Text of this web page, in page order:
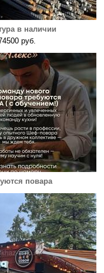
в наличии
руб.
повара